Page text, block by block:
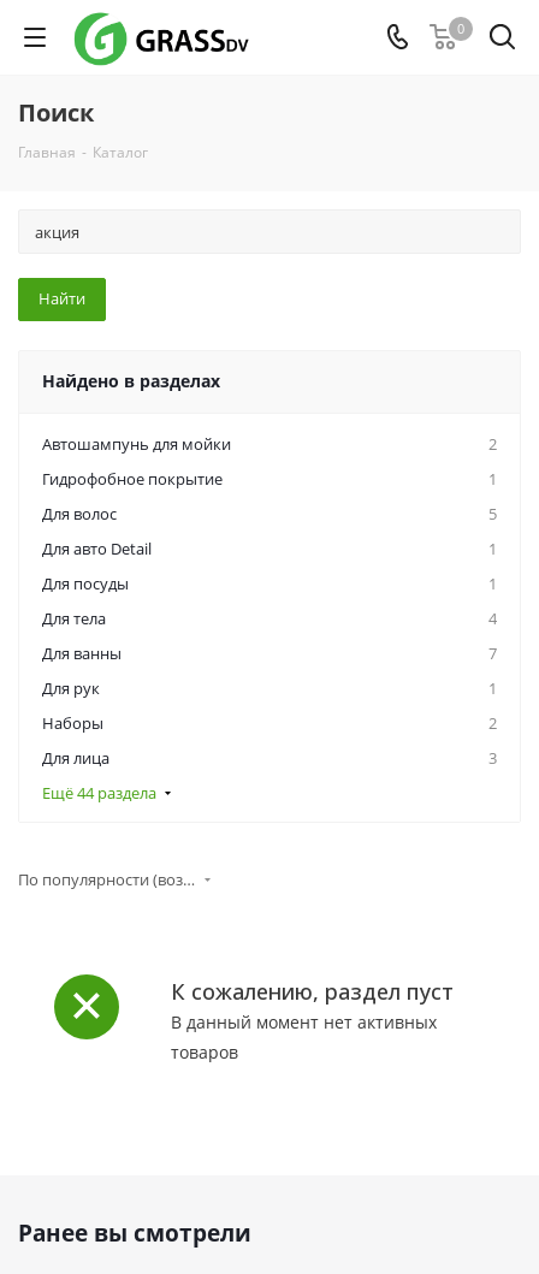
0
Поиск
Главная - Каталог
Найдено в разделах
Автошампунь для мойки
2
Гидрофобное покрытие
1
Для волос
5
Для авто Detail
1
Для посуды
1
Для тела
4
Для ванны
7
Для рук
1
Наборы
2
Для лица
3
Ещё 44 раздела
По популярности (возрастание)
К сожалению, раздел пуст
В данный момент нет активных
товаров
Ранее вы смотрели